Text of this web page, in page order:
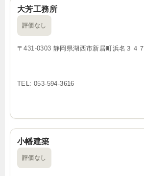
大芳工務所
評価なし
〒431-0303 静岡県湖西市新居町浜名３４７
TEL: 053-594-3616
小幡建築
評価なし